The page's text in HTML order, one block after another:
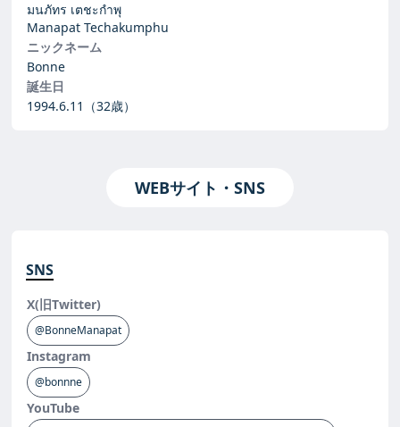
มนภัทร เตชะกำพุ
Manapat Techakumphu
ニックネーム
Bonne
誕生日
1994.6.11
（32歳）
WEBサイト・SNS
SNS
X(旧Twitter)
@BonneManapat
Instagram
@bonnne
YouTube